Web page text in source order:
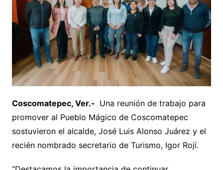
Coscomatepec, Ver.- Una reunión de trabajo para
promover al Pueblo Mágico de Coscomatepec
sostuvieron el alcalde, José Luis Alonso Juárez y el
recién nombrado secretario de Turismo, Igor Rojí.